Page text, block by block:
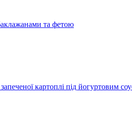
та фетою
картоплі під йогуртовим